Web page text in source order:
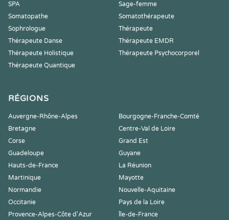
SPA
Sage-femme
Somatopathe
Somatothérapeute
Sophrologue
Thérapeute
Thérapeute Danse
Thérapeute EMDR
Thérapeute Holistique
Thérapeute Psychocorporel
Thérapeute Quantique
RÉGIONS
Auvergne-Rhône-Alpes
Bourgogne-Franche-Comté
Bretagne
Centre-Val de Loire
Corse
Grand Est
Guadeloupe
Guyane
Hauts-de-France
La Réunion
Martinique
Mayotte
Normandie
Nouvelle-Aquitaine
Occitanie
Pays de la Loire
Provence-Alpes-Côte d'Azur
Île-de-France